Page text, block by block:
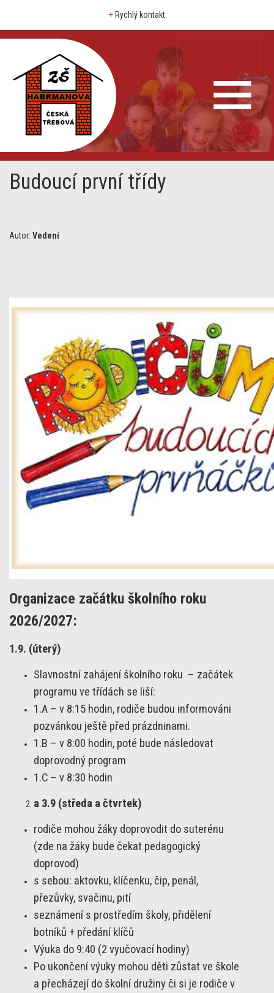
+ Rychlý kontakt
Budoucí první třídy
Autor: Vedení
Organizace začátku školního roku
2026/2027:
1.9. (úterý)
Slavnostní zahájení školního roku – začátek
programu ve třídách se liší:
1.A – v 8:15 hodin, rodiče budou informováni
pozvánkou ještě před prázdninami.
1.B – v 8:00 hodin, poté bude následovat
doprovodný program
1.C – v 8:30 hodin
a 3.9 (středa a čtvrtek)
rodiče mohou žáky doprovodit do suterénu
(zde na žáky bude čekat pedagogický
doprovod)
s sebou: aktovku, klíčenku, čip, penál,
přezůvky, svačinu, pití
seznámení s prostředím školy, přidělení
botníků + předání klíčů
Výuka do 9:40 (2 vyučovací hodiny)
Po ukončení výuky mohou děti zůstat ve škole
a přecházejí do školní družiny či si je rodiče v